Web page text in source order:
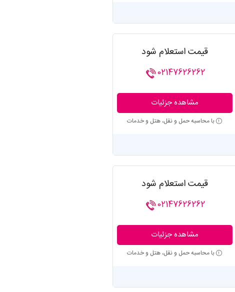
قیمت استعلام شود
02147626262
مشاهده جزئیات
با محاسبه حمل و نقل، هتل و خدمات
قیمت استعلام شود
02147626262
مشاهده جزئیات
با محاسبه حمل و نقل، هتل و خدمات